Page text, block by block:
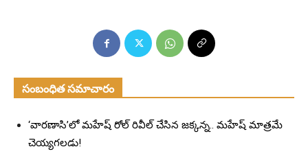
సంబంధిత సమాచారం
‘వారణాసి’లో మహేష్ రోల్ రివీల్ చేసిన జక్కన్న.. మహేష్ మాత్రమే
చెయ్యగలడు!